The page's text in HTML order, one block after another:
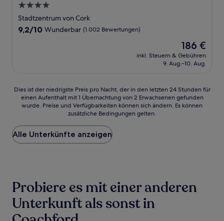
4.0-
Sterne-
Unterkunft
Stadtzentrum von Cork
9.2
9,2/10 Wunderbar (1.002 Bewertungen)
Der
Preis
beträgt
186 €
inkl. Steuern & Gebühren
9. Aug.–10. Aug.
Dies
der
Preis
pro
Nacht,
24 Stunden
für
einen
Aufenthalt
Dies ist der niedrigste Preis pro Nacht, der in den letzten 24 Stunden für
einen Aufenthalt mit 1 Übernachtung von 2 Erwachsenen gefunden
wurde. Preise und Verfügbarkeiten können sich ändern. Es können
zusätzliche Bedingungen gelten.
Alle Unterkünfte anzeigen
Probiere es mit einer anderen
Unterkunft als sonst in